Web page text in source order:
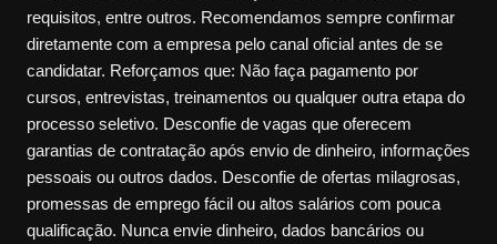
requisitos, entre outros. Recomendamos sempre confirmar
diretamente com a empresa pelo canal oficial antes de se
candidatar. Reforçamos que: Não faça pagamento por
cursos, entrevistas, treinamentos ou qualquer outra etapa do
processo seletivo. Desconfie de vagas que oferecem
garantias de contratação após envio de dinheiro, informações
pessoais ou outros dados. Desconfie de ofertas milagrosas,
promessas de emprego fácil ou altos salários com pouca
qualificação. Nunca envie dinheiro, dados bancários ou